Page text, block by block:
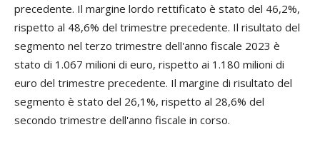
precedente. Il margine lordo rettificato è stato del 46,2%,
rispetto al 48,6% del trimestre precedente. Il risultato del
segmento nel terzo trimestre dell'anno fiscale 2023 è
stato di 1.067 milioni di euro, rispetto ai 1.180 milioni di
euro del trimestre precedente. Il margine di risultato del
segmento è stato del 26,1%, rispetto al 28,6% del
secondo trimestre dell'anno fiscale in corso.